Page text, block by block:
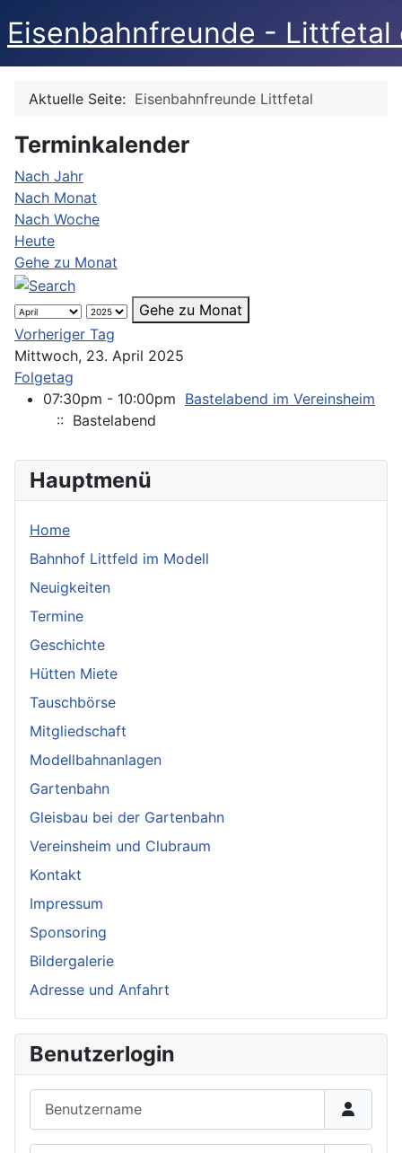
Eisenbahnfreunde - Littfetal
Aktuelle Seite: Eisenbahnfreunde Littfetal
Terminkalender
Nach Jahr
Nach Monat
Nach Woche
Heute
Gehe zu Monat
Gehe zu Monat
Vorheriger Tag
Mittwoch, 23. April 2025
Folgetag
07:30pm - 10:00pm Bastelabend im Vereinsheim
:: Bastelabend
Hauptmenü
Home
Bahnhof Littfeld im Modell
Neuigkeiten
Termine
Geschichte
Hütten Miete
Tauschbörse
Mitgliedschaft
Modellbahnanlagen
Gartenbahn
Gleisbau bei der Gartenbahn
Vereinsheim und Clubraum
Kontakt
Impressum
Sponsoring
Bildergalerie
Adresse und Anfahrt
Benutzerlogin